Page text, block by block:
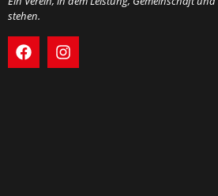
stehen.